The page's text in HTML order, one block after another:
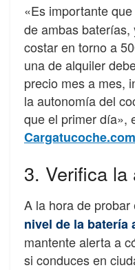
«Es importante
de ambas
costar en torno a
una de alquiler
precio mes a mes,
la autonomía del
que el primer día»,
Cargatucoche.com
3. Verifica
A la hora de probar
nivel de la batería
mantente alerta a
si conduces en